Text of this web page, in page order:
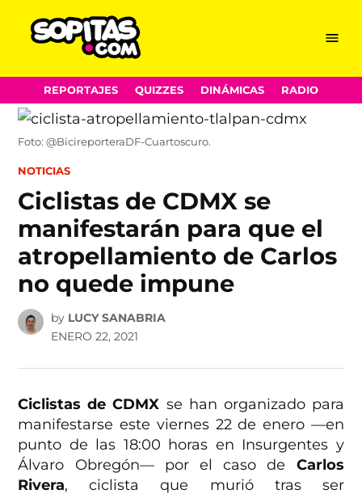
Skip
to
content
Menu
REPORTAJES QUIZZES DINÁMICAS RADIO
Foto: @BicireporteraDF-Cuartoscuro.
POSTED
NOTICIAS
Ciclistas de CDMX se
manifestarán para que el
atropellamiento de Carlos
no quede impune
by LUCY SANABRIA
ENERO 22, 2021
Ciclistas de CDMX se han organizado para
manifestarse este viernes 22 de enero —en
punto de las 18:00 horas en Insurgentes y
Álvaro Obregón— por el caso de Carlos
Rivera, ciclista que murió tras ser